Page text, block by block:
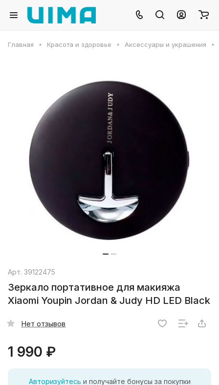
Главная Красота и здоровье Аксессуары и украшения
Арт. 39122475
Зеркало портативное для макияжа
Xiaomi Youpin Jordan & Judy HD LED Black
Нет отзывов
1 990 ₽
Авторизуйтесь и получайте бонусы за покупки